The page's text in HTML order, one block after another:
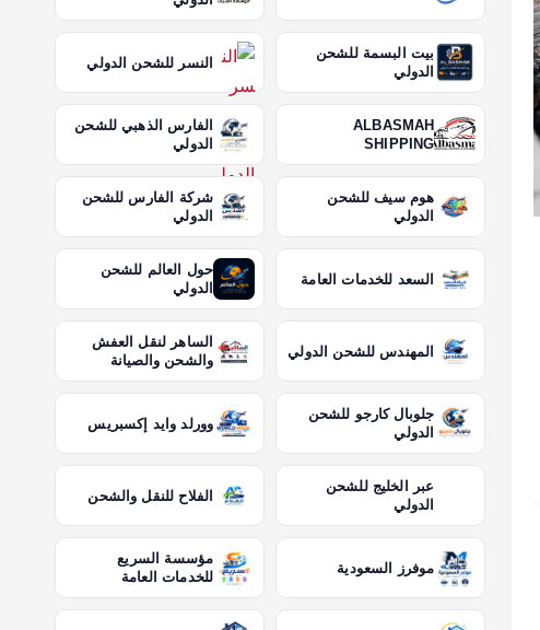
بيت البسمة للشحن
الدولي
النسر للشحن الدولي
ALBASMAH
SHIPPING
الفارس الذهبي للشحن
الدولي
هوم سيف للشحن
الدولي
شركة الفارس للشحن
الدولي
السعد للخدمات العامة
حول العالم للشحن
الدولي
المهندس للشحن الدولي
الساهر لنقل العفش
والشحن والصيانة
جلوبال كارجو للشحن
الدولي
وورلد وايد إكسبريس
عبر الخليج للشحن
الدولي
الفلاح للنقل والشحن
موفرز السعودية
مؤسسة السريع
للخدمات العامة